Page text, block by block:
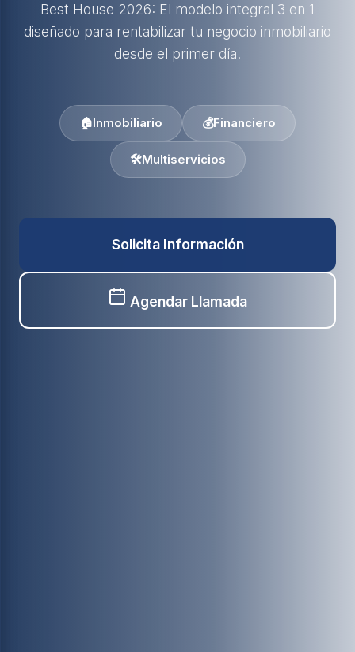
Best House 2026: El modelo integral 3 en 1
diseñado para rentabilizar tu negocio inmobiliario
desde el primer día.
🏠Inmobiliario 💰Financiero
🛠️Multiservicios
Solicita Información
Agendar Llamada